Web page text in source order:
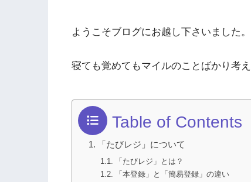
ようこそブログにお越し下さいました。
寝ても覚めてもマイルのことばかり考
Table of Contents
「たびレジ」について
「たびレジ」とは？
「本登録」と「簡易登録」の違い